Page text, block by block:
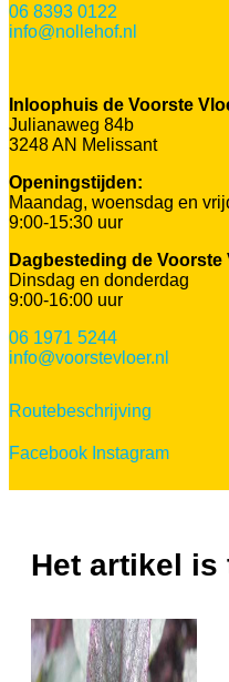
06 8393 0122
info@nollehof.nl
Inloophuis de Voorste
Julianaweg 84b
3248 AN Melissant
Openingstijden:
Maandag, woensdag en
9:00-15:30 uur
Dagbesteding de Voorste
Dinsdag en donderdag
9:00-16:00 uur
06 1971 5244
info@voorstevloer.nl
Routebeschrijving
Facebook Instagram
Het artikel is